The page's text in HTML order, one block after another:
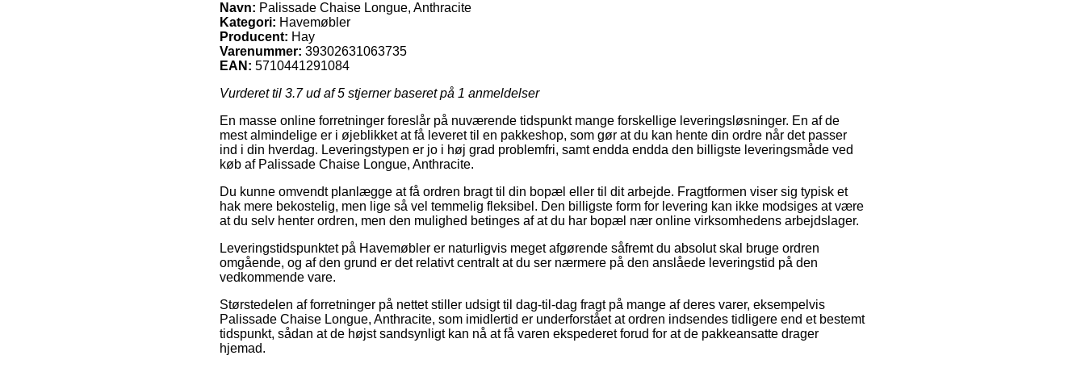
Navn: Palissade Chaise Longue, Anthracite
Kategori: Havemøbler
Producent: Hay
Varenummer: 39302631063735
EAN: 5710441291084
Vurderet til 3.7ud af 5 stjerner baseret på 1 anmeldelser
En masse online forretninger foreslår på nuværende tidspunkt mange forskellige leveringsløsninger. En af de
mest almindelige er i øjeblikket at få leveret til en pakkeshop, som gør at du kan hente din ordre når det passer
ind i din hverdag. Leveringstypen er jo i høj grad problemfri, samt endda endda den billigste leveringsmåde ved
køb af Palissade Chaise Longue, Anthracite.
Du kunne omvendt planlægge at få ordren bragt til din bopæl eller til dit arbejde. Fragtformen viser sig typisk et
hak mere bekostelig, men lige så vel temmelig fleksibel. Den billigste form for levering kan ikke modsiges at være
at du selv henter ordren, men den mulighed betinges af at du har bopæl nær online virksomhedens arbejdslager.
Leveringstidspunktet på Havemøbler er naturligvis meget afgørende såfremt du absolut skal bruge ordren
omgående, og af den grund er det relativt centralt at du ser nærmere på den anslåede leveringstid på den
vedkommende vare.
Størstedelen af forretninger på nettet stiller udsigt til dag-til-dag fragt på mange af deres varer, eksempelvis
Palissade Chaise Longue, Anthracite, som imidlertid er underforstået at ordren indsendes tidligere end et bestemt
tidspunkt, sådan at de højst sandsynligt kan nå at få varen ekspederet forud for at de pakkeansatte drager
hjemad.